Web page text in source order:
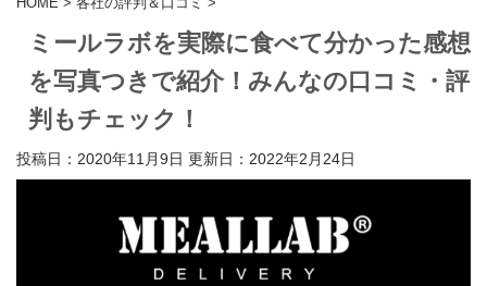
ミールラボを実際に食べて分かった感想
を写真つきで紹介！みんなの口コミ・評
判もチェック！
投稿日：2020年11月9日 更新日： 2022年2月24日